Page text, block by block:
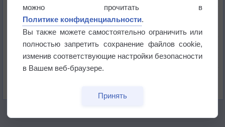
Погода в Санкт-Петербурге 6 августа
Погода в Москве 6 августа
Июль в России стал самым тёплым за всю
можно прочитать в
Политике конфиденциальности.
Вы также можете самостоятельно ограничить или
полностью запретить сохранение файлов cookie,
изменив соответствующие настройки безопасности
в Вашем веб-браузере.
Принять